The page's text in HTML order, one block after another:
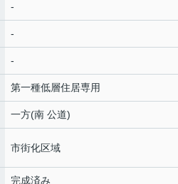
-
-
-
第一種低層住居専用
一方(南 公道)
市街化区域
完成済み